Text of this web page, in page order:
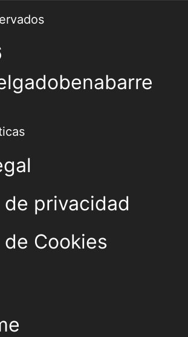
privacidad
Cookies